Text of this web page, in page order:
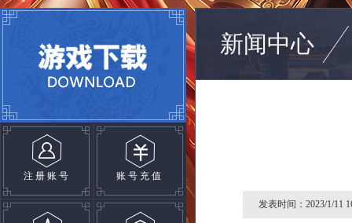
注册账号 账号充值
新闻中心
发表时间：2023/1/11